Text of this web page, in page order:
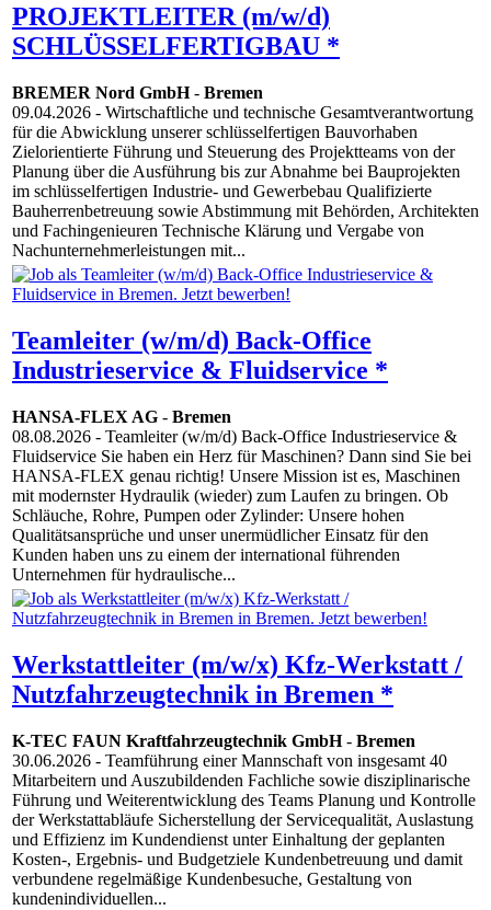
PROJEKTLEITER (m/w/d)
SCHLÜSSELFERTIGBAU *
BREMER Nord GmbH- Bremen
09.04.2026 - Wirtschaftliche und technische Gesamtverantwortung
für die Abwicklung unserer schlüsselfertigen Bauvorhaben
Zielorientierte Führung und Steuerung des Projektteams von der
Planung über die Ausführung bis zur Abnahme bei Bauprojekten
im schlüsselfertigen Industrie- und Gewerbebau Qualifizierte
Bauherrenbetreuung sowie Abstimmung mit Behörden, Architekten
und Fachingenieuren Technische Klärung und Vergabe von
Nachunternehmerleistungen mit...
Teamleiter (w/m/d) Back-Office
Industrieservice & Fluidservice *
HANSA-FLEX AG - Bremen
08.08.2026 - Teamleiter (w/m/d) Back-Office Industrieservice &
Fluidservice Sie haben ein Herz für Maschinen? Dann sind Sie bei
HANSA-FLEX genau richtig! Unsere Mission ist es, Maschinen
mit modernster Hydraulik (wieder) zum Laufen zu bringen. Ob
Schläuche, Rohre, Pumpen oder Zylinder: Unsere hohen
Qualitätsansprüche und unser unermüdlicher Einsatz für den
Kunden haben uns zu einem der international führenden
Unternehmen für hydraulische...
Werkstattleiter (m/w/x) Kfz-Werkstatt /
Nutzfahrzeugtechnik in Bremen *
K-TEC FAUN Kraftfahrzeugtechnik GmbH- Bremen
30.06.2026 - Teamführung einer Mannschaft von insgesamt 40
Mitarbeitern und Auszubildenden Fachliche sowie disziplinarische
Führung und Weiterentwicklung des Teams Planung und Kontrolle
der Werkstattabläufe Sicherstellung der Servicequalität, Auslastung
und Effizienz im Kundendienst unter Einhaltung der geplanten
Kosten-, Ergebnis- und Budgetziele Kundenbetreuung und damit
verbundene regelmäßige Kundenbesuche, Gestaltung von
kundenindividuellen...